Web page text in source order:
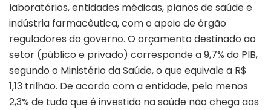
laboratórios, entidades médicas, planos de saúde e
indústria farmacêutica, com o apoio de órgão
reguladores do governo. O orçamento destinado ao
setor (público e privado) corresponde a 9,7% do PIB,
segundo o Ministério da Saúde, o que equivale a R$
1,13 trilhão. De acordo com a entidade, pelo menos
2,3% de tudo que é investido na saúde não chega aos